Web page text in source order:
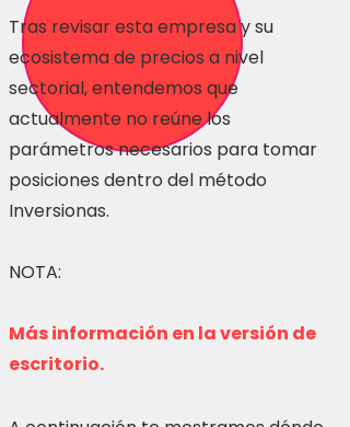
Tras revisar esta empresa y su
ecosistema de precios a nivel
sectorial, entendemos que
actualmente no reúne los
parámetros necesarios para tomar
posiciones dentro del método
Inversionas.
NOTA:
Más información en la versión de
escritorio.